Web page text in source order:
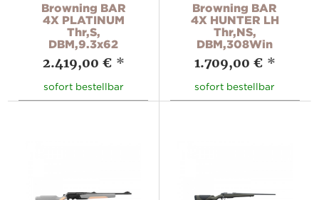
Browning BAR
4X PLATINUM
Thr,S,
DBM,9.3x62
2.419,00 € *
sofort bestellbar
Browning BAR
4X HUNTER LH
Thr,NS,
DBM,308Win
1.709,00 € *
sofort bestellbar